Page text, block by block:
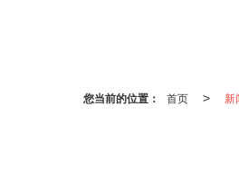
您当前的位置： 首页 > 新